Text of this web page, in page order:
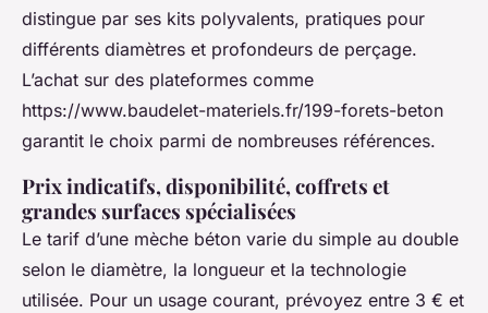
distingue par ses kits polyvalents, pratiques pour
différents diamètres et profondeurs de perçage.
L’achat sur des plateformes comme
https://www.baudelet-materiels.fr/199-forets-beton
garantit le choix parmi de nombreuses références.
Prix indicatifs, disponibilité, coffrets et
grandes surfaces spécialisées
Le tarif d’une mèche béton varie du simple au double
selon le diamètre, la longueur et la technologie
utilisée. Pour un usage courant, prévoyez entre 3 € et